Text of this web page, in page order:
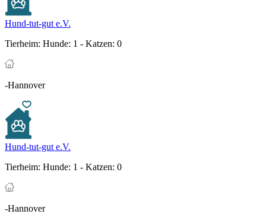
Hund-tut-gut e.V.
Tierheim: Hunde: 1 - Katzen: 0
-Hannover
Hund-tut-gut e.V.
Tierheim: Hunde: 1 - Katzen: 0
-Hannover